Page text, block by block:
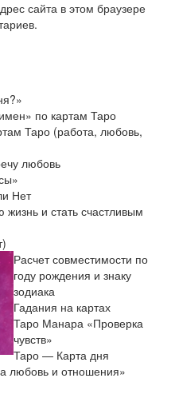
сайта в этом браузере
по картам Таро
Таро (работа, любовь,
любовь
Нет
и стать счастливым
Расчет совместимости по
году рождения и знаку
зодиака
Гадания на картах
Таро Манара «Проверка
чувств»
Таро — Карта дня
любовь и отношения»